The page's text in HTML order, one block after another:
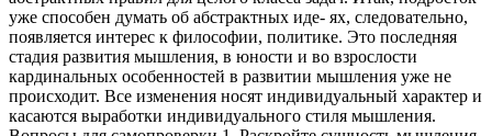
уже способен думать об абстрактных иде- ях, следовательно,
появляется интерес к философии, политике. Это последняя
стадия развития мышления, в юности и во взрослости
кардинальных особенностей в развитии мышления уже не
происходит. Все изменения носят индивидуальный характер и
касаются выработки индивидуального стиля мышления.